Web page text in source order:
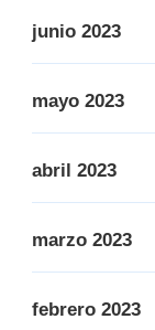
junio 2023
mayo 2023
abril 2023
marzo 2023
febrero 2023